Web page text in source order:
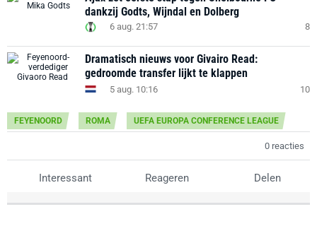
dankzij Godts, Wijndal en Dolberg
6 aug. 21:57 8
Dramatisch nieuws voor Givairo Read:
gedroomde transfer lijkt te klappen
5 aug. 10:16 10
FEYENOORD ROMA UEFA EUROPA CONFERENCE LEAGUE
0 reacties
Interessant Reageren Delen